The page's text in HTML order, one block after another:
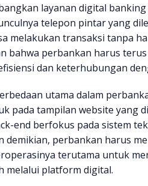
layanan digital
telepon pintar yang
melakukan transaksi tanpa
bahwa perbankan harus
dan keterhubungan
utama dalam
pada tampilan website yang
end berfokus pada sistem
demikian, perbankan harus
terutama untuk
melalui platform digital.